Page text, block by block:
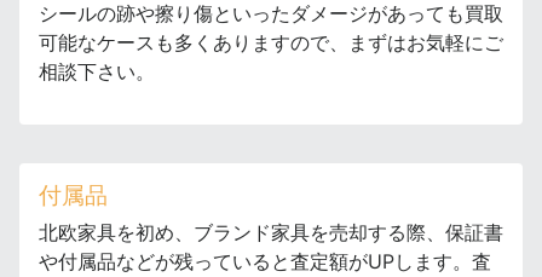
シールの跡や擦り傷といったダメージがあっても買取
可能なケースも多くありますので、まずはお気軽にご
相談下さい。
付属品
北欧家具を初め、ブランド家具を売却する際、保証書
や付属品などが残っていると査定額がUPします。査